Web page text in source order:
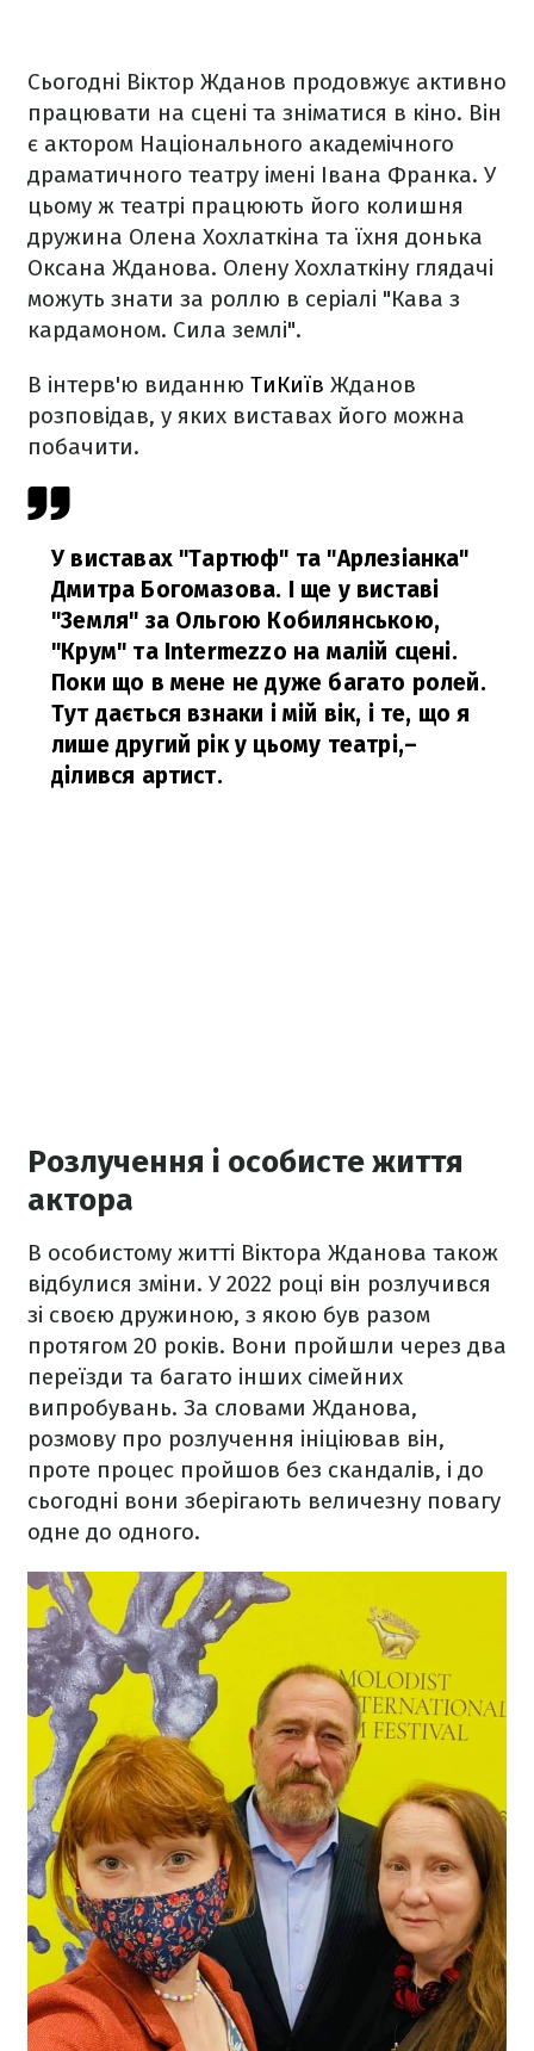
Сьогодні Віктор Жданов продовжує активно
працювати на сцені та зніматися в кіно. Він
є актором Національного академічного
драматичного театру імені Івана Франка. У
цьому ж театрі працюють його колишня
дружина Олена Хохлаткіна та їхня донька
Оксана Жданова. Олену Хохлаткіну глядачі
можуть знати за роллю в серіалі "Кава з
кардамоном. Сила землі".
В інтерв'ю виданню ТиКиїв Жданов
розповідав, у яких виставах його можна
побачити.
У виставах "Тартюф" та "Арлезіанка"
Дмитра Богомазова. І ще у виставі
"Земля" за Ольгою Кобилянською,
"Крум" та Intermezzo на малій сцені.
Поки що в мене не дуже багато ролей.
Тут дається взнаки і мій вік, і те, що я
лише другий рік у цьому театрі,–
ділився артист.
Розлучення і особисте життя
актора
В особистому житті Віктора Жданова також
відбулися зміни. У 2022 році він розлучився
зі своєю дружиною, з якою був разом
протягом 20 років. Вони пройшли через два
переїзди та багато інших сімейних
випробувань. За словами Жданова,
розмову про розлучення ініціював він,
проте процес пройшов без скандалів, і до
сьогодні вони зберігають величезну повагу
одне до одного.